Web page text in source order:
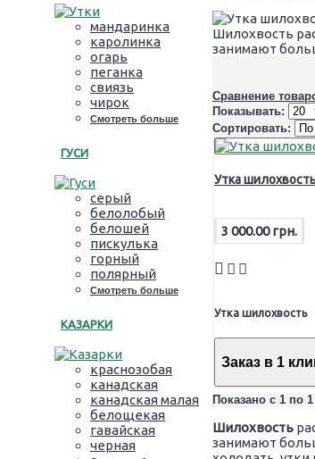
мандаринка
каролинка
огарь
пеганка
свиязь
чирок
Смотреть больше
ГУСИ
серый
белолобый
белошей
пискулька
горный
полярный
Смотреть больше
КАЗАРКИ
краснозобая
канадская
канадская малая
белощекая
гавайская
черная
Шилохвость
занимают
Сравнение
Показывать:
Сортировать:
Утка
3 000.00 грн.
Утка шилохвость
Заказ в 1
Показано с 1 по
Шилохвость
занимают